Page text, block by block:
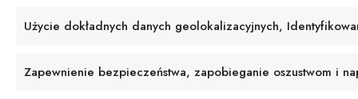
Użycie dokładnych danych geolokalizacyjnych,
Zapewnienie bezpieczeństwa, zapobieganie oszustwom i